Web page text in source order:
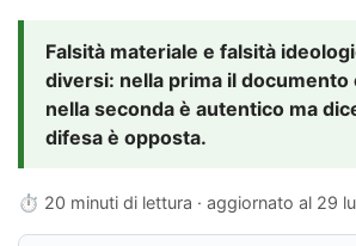
Falsità materiale e falsità
diversi: nella prima il documento
nella seconda è autentico ma
difesa è opposta.
⏱ 20 minuti di lettura · aggiornato al 29